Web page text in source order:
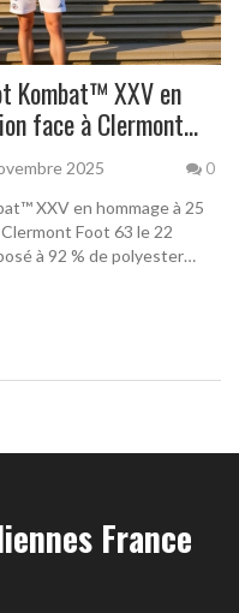
Kombat™ XXV en
face à Clermont
2025 0
XXV en hommage à 25
Foot 63 le 22
à 92 % de polyester
France